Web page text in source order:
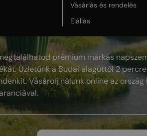
Vásárlás és rendelés
Elállás
prémium márkás
Üzletünk a Budai alagúttól 2
Vásárolj nálunk online az